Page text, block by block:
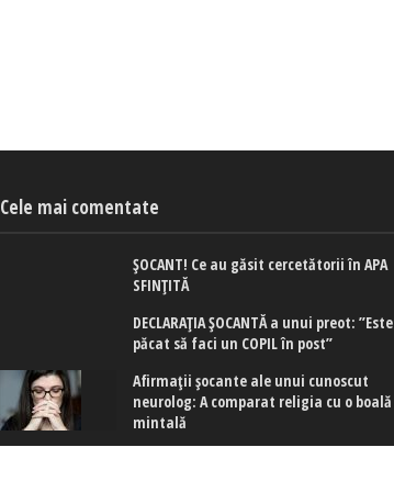
Cele mai comentate
ȘOCANT! Ce au găsit cercetătorii în APA
SFINȚITĂ
DECLARAȚIA ȘOCANTĂ a unui preot: ”Este
păcat să faci un COPIL în post”
Afirmaţii şocante ale unui cunoscut
neurolog: A comparat religia cu o boală
mintală